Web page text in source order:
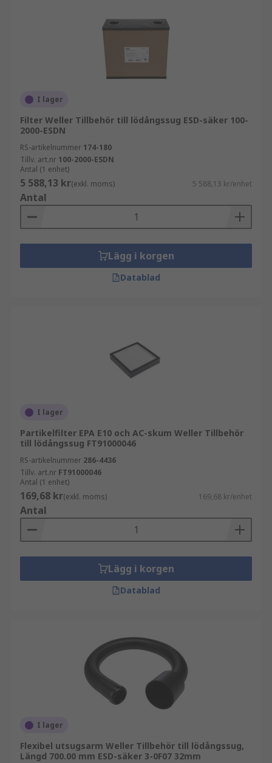
I lager
Filter Weller Tillbehör till lödångssug ESD-säker 100-
2000-ESDN
RS-artikelnummer 174-180
Tillv. art.nr 100-2000-ESDN
Antal (1 enhet)
5 588,13 kr(exkl. moms) 5 588,13 kr/enhet
Antal
Lägg i korgen
Datablad
I lager
Partikelfilter EPA E10 och AC-skum Weller Tillbehör
till lödångssug FT91000046
RS-artikelnummer 286-4436
Tillv. art.nr FT91000046
Antal (1 enhet)
169,68 kr(exkl. moms) 169,68 kr/enhet
Antal
Lägg i korgen
Datablad
I lager
Flexibel utsugsarm Weller Tillbehör till lödångssug,
Längd 700.00 mm ESD-säker 3-0F07 32mm